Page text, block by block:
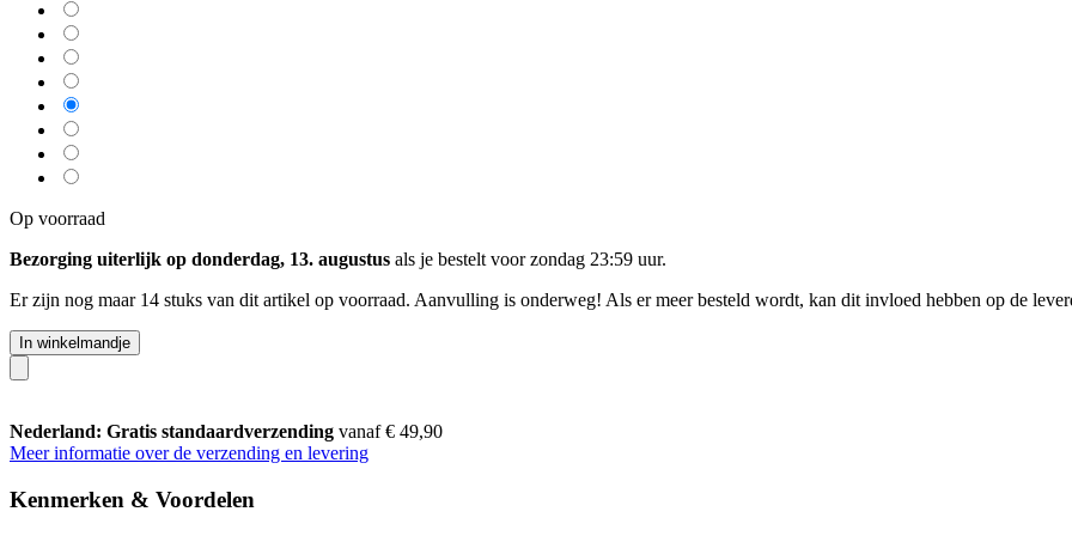
Op voorraad
Bezorging uiterlijk op donderdag, 13. augustus als je bestelt voorzondag 23:59 uur.
Er zijn nog maar 14 stuks van dit artikel op voorraad. Aanvulling is onderweg! Als er meer besteld wordt, kan dit invloed hebben op de
In winkelmandje
Nederland: Gratis standaardverzending vanaf € 49,90
Meer informatie over de verzending en levering
Kenmerken & Voordelen